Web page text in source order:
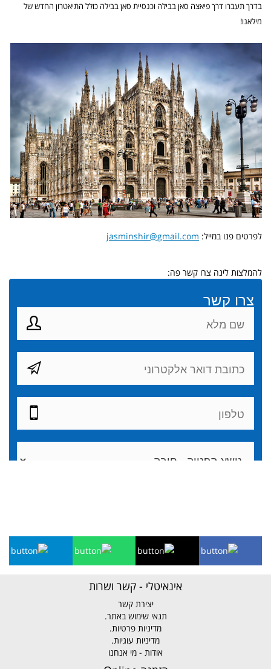
בדרך תעברו דרך פיאצה סאן בבילה וכנסיית סאן בבילה כולל התיאטרון החדש של
מילאנו!
לפרטים פנו במייל: jasminshir@gmail.com
להמלצות לינה צרו קשר פה:
אינאיטלי - קשר ושרות
יצירת קשר
תנאי שימוש באתר.
מדיניות פרטיות.
מדיניות עוגיות.
אודות - מי אנחנו